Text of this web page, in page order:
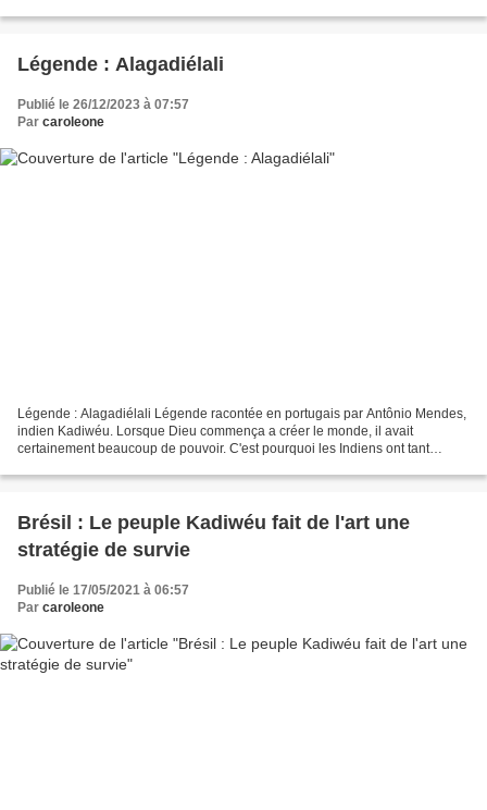
Légende : Alagadiélali
Publié le 26/12/2023 à 07:57
Par caroleone
Légende : Alagadiélali Légende racontée en portugais par Antônio Mendes,
indien Kadiwéu. Lorsque Dieu commença a créer le monde, il avait
certainement beaucoup de pouvoir. C'est pourquoi les Indiens ont tant
Brésil : Le peuple Kadiwéu fait de l'art une
stratégie de survie
Publié le 17/05/2021 à 06:57
Par caroleone